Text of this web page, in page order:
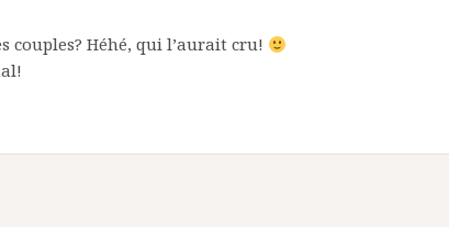
Héhé, qui l’aurait cru!